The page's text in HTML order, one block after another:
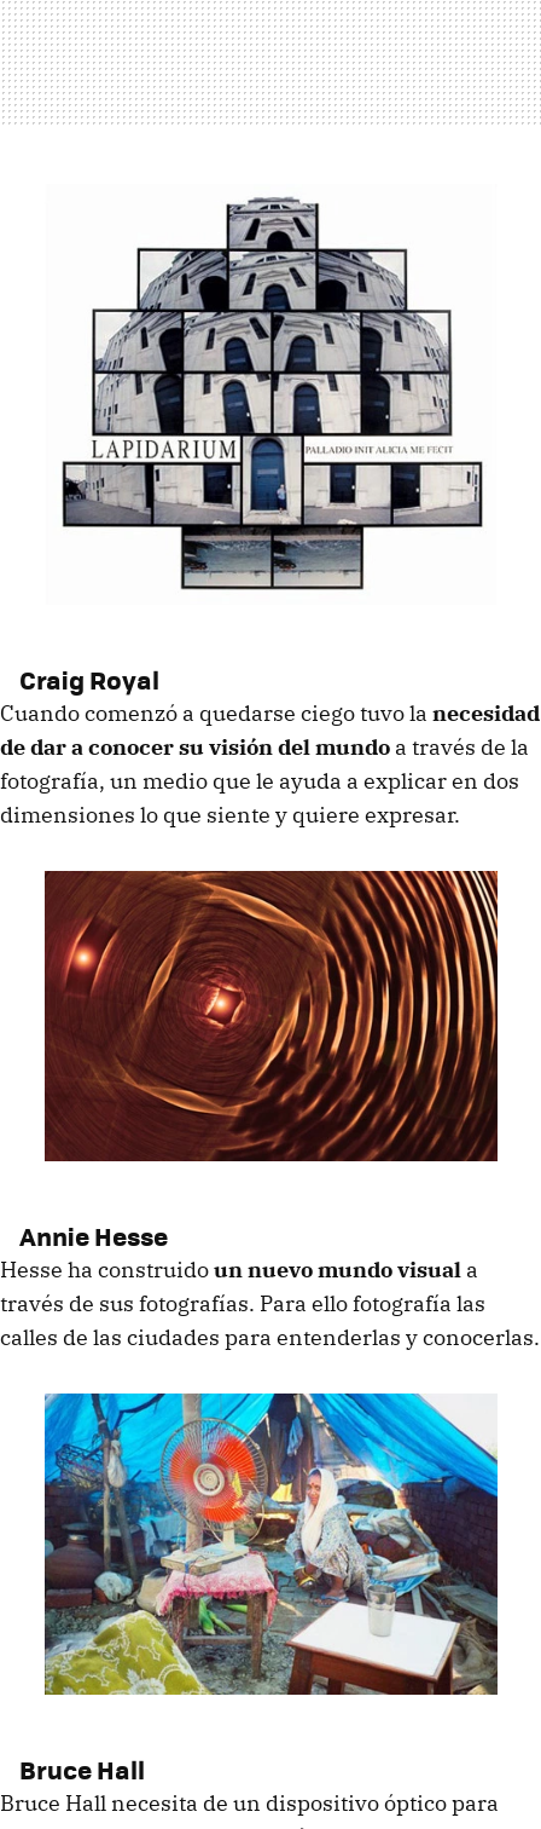
Craig Royal
Cuando comenzó a quedarse ciego tuvo la necesidad
de dar a conocer su visión del mundo a través de la
fotografía, un medio que le ayuda a explicar en dos
dimensiones lo que siente y quiere expresar.
Annie Hesse
Hesse ha construidoun nuevo mundo visual a
través de sus fotografías. Para ello fotografía las
calles de las ciudades para entenderlas y conocerlas.
Bruce Hall
Bruce Hall necesita de un dispositivo óptico para